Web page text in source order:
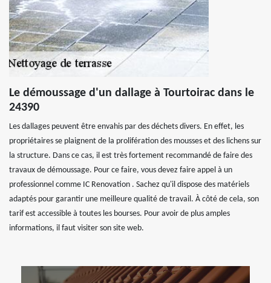
Le démoussage d'un dallage à Tourtoirac dans le
24390
Les dallages peuvent être envahis par des déchets divers. En effet, les
propriétaires se plaignent de la prolifération des mousses et des lichens sur
la structure. Dans ce cas, il est très fortement recommandé de faire des
travaux de démoussage. Pour ce faire, vous devez faire appel à un
professionnel comme IC Renovation . Sachez qu'il dispose des matériels
adaptés pour garantir une meilleure qualité de travail. À côté de cela, son
tarif est accessible à toutes les bourses. Pour avoir de plus amples
informations, il faut visiter son site web.